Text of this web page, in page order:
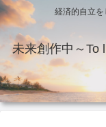
経済的自立
未来創作中～To